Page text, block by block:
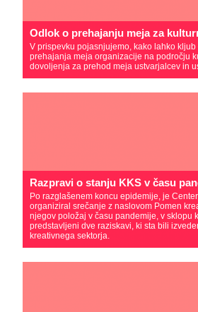
Odlok o prehajanju meja za
V prispevku pojasnjujemo, kako lahko
prehajanja meja organizacije na področju
dovoljenja za prehod meja ustvarjalcev in
Razpravi o stanju KKS v času
Po razglašenem koncu epidemije, je
organiziral srečanje z naslovom Pomen
njegov položaj v času pandemije, v sklopu
predstavljeni dve raziskavi, ki sta bili
kreativnega sektorja.